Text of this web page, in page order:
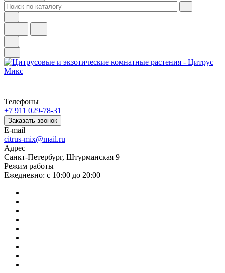
Телефоны
+7 911 029-78-31
Заказать звонок
E-mail
citrus-mix@mail.ru
Адрес
Санкт-Петербург, Штурманская 9
Режим работы
Ежедневно: с 10:00 до 20:00